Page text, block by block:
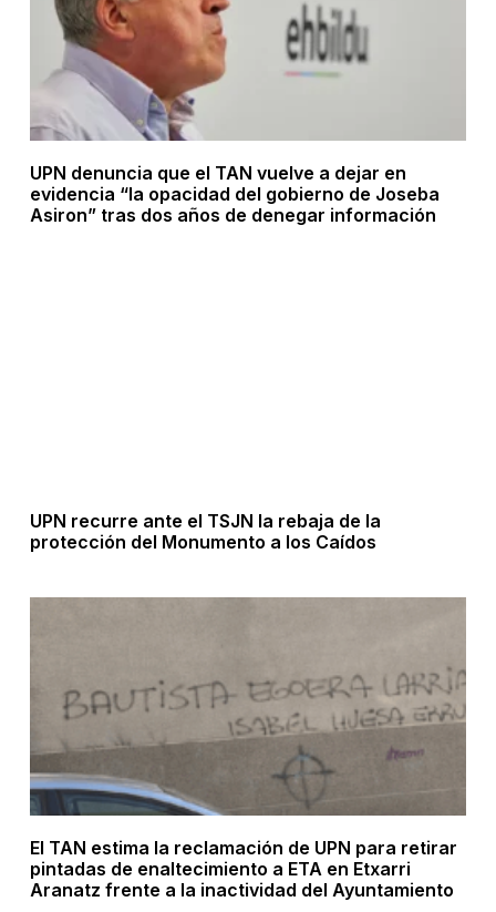
UPN denuncia que el TAN vuelve a dejar en
evidencia “la opacidad del gobierno de Joseba
Asiron” tras dos años de denegar información
UPN recurre ante el TSJN la rebaja de la
protección del Monumento a los Caídos
El TAN estima la reclamación de UPN para retirar
pintadas de enaltecimiento a ETA en Etxarri
Aranatz frente a la inactividad del Ayuntamiento